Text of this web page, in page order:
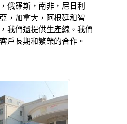
俄羅斯，南非，尼日利
，加拿大，阿根廷和智
我們還提供生產線。我們
戶長期和繁榮的合作。